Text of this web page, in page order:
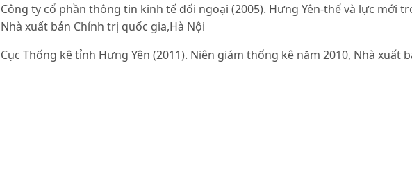
Công ty cổ phần thông tin kinh tế đối ngoại (2005). Hưng Yên-thế và lực mới
Nhà xuất bản Chính trị quốc gia,Hà Nội
Cục Thống kê tỉnh Hưng Yên (2011). Niên giám thống kê năm 2010, Nhà xuất